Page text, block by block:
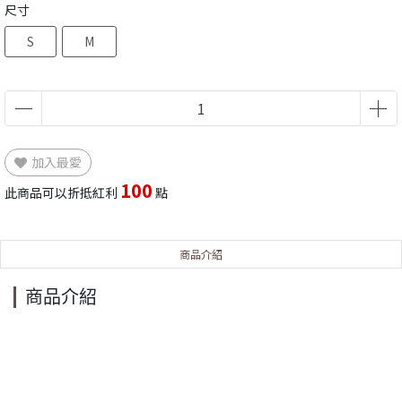
尺寸
S
M
加入最愛
此商品可以折抵紅利 100 點
商品介紹
商品介紹